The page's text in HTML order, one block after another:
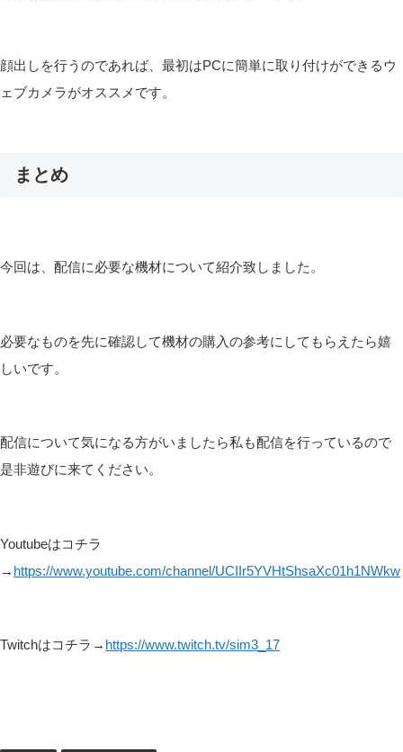
顔出しを行うのであれば、最初はPCに簡単に取り付けができるウ
ェブカメラがオススメです。
まとめ
今回は、配信に必要な機材について紹介致しました。
必要なものを先に確認して機材の購入の参考にしてもらえたら嬉
しいです。
配信について気になる方がいましたら私も配信を行っているので
是非遊びに来てください。
Youtubeはコチラ
→ https://www.youtube.com/channel/UCIIr5YVHtShsaXc01h1NWkw
Twitchはコチラ→ https://www.twitch.tv/sim3_17